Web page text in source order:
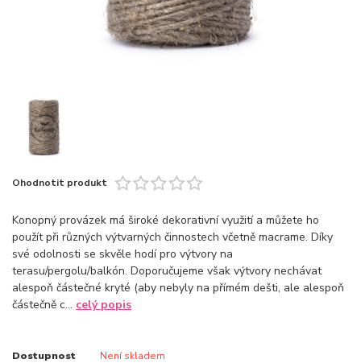
Ohodnotit produkt
Konopný provázek má široké dekorativní využití a můžete ho
použít při různých výtvarných činnostech včetně macrame. Díky
své odolnosti se skvěle hodí pro výtvory na
terasu/pergolu/balkón. Doporučujeme však výtvory nechávat
alespoň částečné kryté (aby nebyly na přímém dešti, ale alespoň
částečně c... celý popis
Dostupnost Není skladem